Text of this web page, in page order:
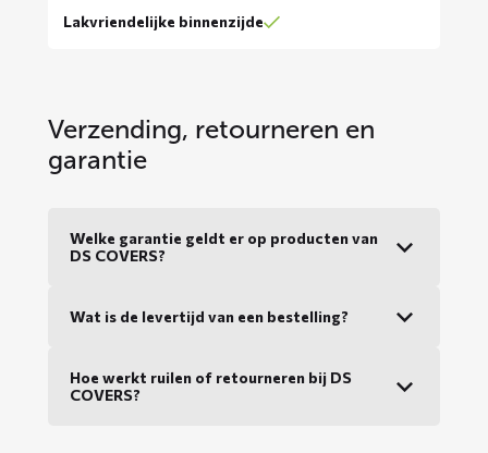
Lakvriendelijke binnenzijde
Verzending, retourneren en
garantie
Welke garantie geldt er op producten van
DS COVERS?
Wat is de levertijd van een bestelling?
Hoe werkt ruilen of retourneren bij DS
COVERS?